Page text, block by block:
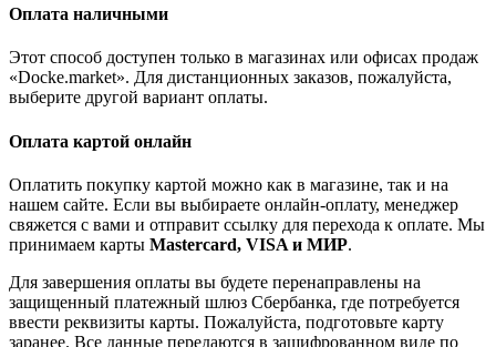
Оплата наличными
Этот способ доступен только в магазинах или офисах продаж
«Docke.market». Для дистанционных заказов, пожалуйста,
выберите другой вариант оплаты.
Оплата картой онлайн
Оплатить покупку картой можно как в магазине, так и на
нашем сайте. Если вы выбираете онлайн-оплату, менеджер
свяжется с вами и отправит ссылку для перехода к оплате. Мы
принимаем карты Mastercard, VISA и МИР.
Для завершения оплаты вы будете перенаправлены на
защищенный платежный шлюз Сбербанка, где потребуется
ввести реквизиты карты. Пожалуйста, подготовьте карту
заранее. Все данные передаются в зашифрованном виде по